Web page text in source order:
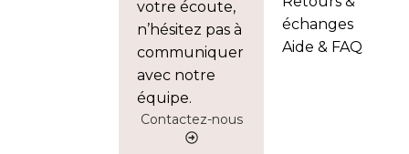
votre écoute,
n’hésitez pas à
communiquer
avec notre
équipe.
Contactez-nous
échanges
Aide & FAQ